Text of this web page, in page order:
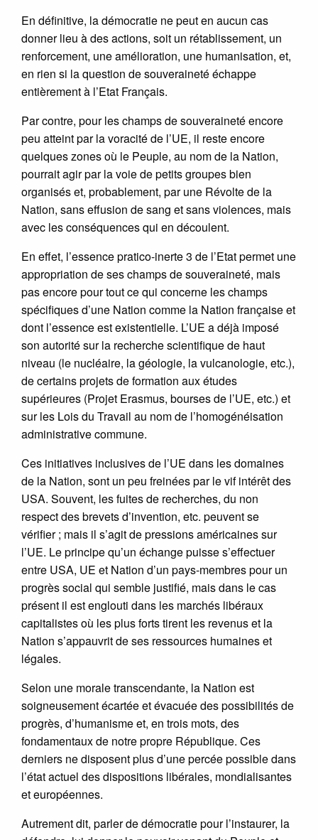
En définitive, la démocratie ne peut en aucun cas
donner lieu à des actions, soit un rétablissement, un
renforcement, une amélioration, une humanisation, et,
en rien si la question de souveraineté échappe
entièrement à l’Etat Français.
Par contre, pour les champs de souveraineté encore
peu atteint par la voracité de l’UE, il reste encore
quelques zones où le Peuple, au nom de la Nation,
pourrait agir par la voie de petits groupes bien
organisés et, probablement, par une Révolte de la
Nation, sans effusion de sang et sans violences, mais
avec les conséquences qui en découlent.
En effet, l’essence pratico-inerte 3 de l’Etat permet une
appropriation de ses champs de souveraineté, mais
pas encore pour tout ce qui concerne les champs
spécifiques d’une Nation comme la Nation française et
dont l’essence est existentielle. L’UE a déjà imposé
son autorité sur la recherche scientifique de haut
niveau (le nucléaire, la géologie, la vulcanologie, etc.),
de certains projets de formation aux études
supérieures (Projet Erasmus, bourses de l’UE, etc.) et
sur les Lois du Travail au nom de l’homogénéisation
administrative commune.
Ces initiatives inclusives de l’UE dans les domaines
de la Nation, sont un peu freinées par le vif intérêt des
USA. Souvent, les fuites de recherches, du non
respect des brevets d’invention, etc. peuvent se
vérifier ; mais il s’agit de pressions américaines sur
l’UE. Le principe qu’un échange puisse s’effectuer
entre USA, UE et Nation d’un pays-membres pour un
progrès social qui semble justifié, mais dans le cas
présent il est englouti dans les marchés libéraux
capitalistes où les plus forts tirent les revenus et la
Nation s’appauvrit de ses ressources humaines et
légales.
Selon une morale transcendante, la Nation est
soigneusement écartée et évacuée des possibilités de
progrès, d’humanisme et, en trois mots, des
fondamentaux de notre propre République. Ces
derniers ne disposent plus d’une percée possible dans
l’état actuel des dispositions libérales, mondialisantes
et européennes.
Autrement dit, parler de démocratie pour l’instaurer, la